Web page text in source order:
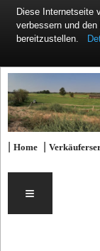
|Home |
≡
Diese Internetseite
verbessern und
bereitzustellen.